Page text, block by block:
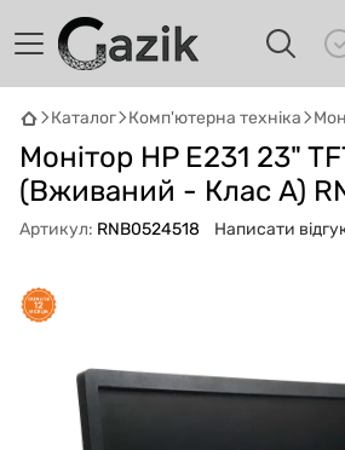
Каталог Комп'ютерна техніка
Монітор HP E231 23"
(Вживаний - Клас A)
Артикул: RNB0524518 Написати
GAZIK AI
Онлайн · пошук техніки
Привіт! 👋 Я Gazik AI —